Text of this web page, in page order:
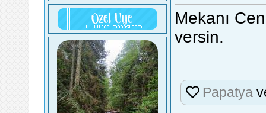
Mekanı
versin.
Papatya